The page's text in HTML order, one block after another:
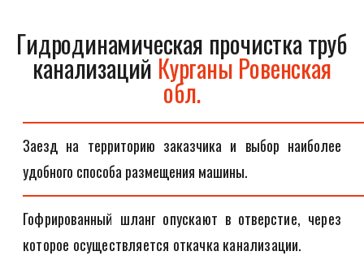
Гидродинамическая прочистка труб
канализаций Курганы Ровенская
обл.
Заезд на территорию заказчика и выбор наиболее
удобного способа размещения машины.
Гофрированный шланг опускают в отверстие, через
которое осуществляется откачка канализации.